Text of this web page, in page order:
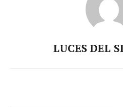
LUCES DEL